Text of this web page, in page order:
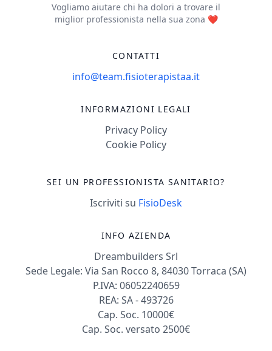
Vogliamo aiutare chi ha dolori a trovare il
miglior professionista nella sua zona ❤️
CONTATTI
info@team.fisioterapistaa.it
INFORMAZIONI LEGALI
Privacy Policy
Cookie Policy
SEI UN PROFESSIONISTA SANITARIO?
Iscriviti su FisioDesk
INFO AZIENDA
Dreambuilders Srl
Sede Legale: Via San Rocco 8, 84030 Torraca (SA)
P.IVA: 06052240659
REA: SA - 493726
Cap. Soc. 10000€
Cap. Soc. versato 2500€